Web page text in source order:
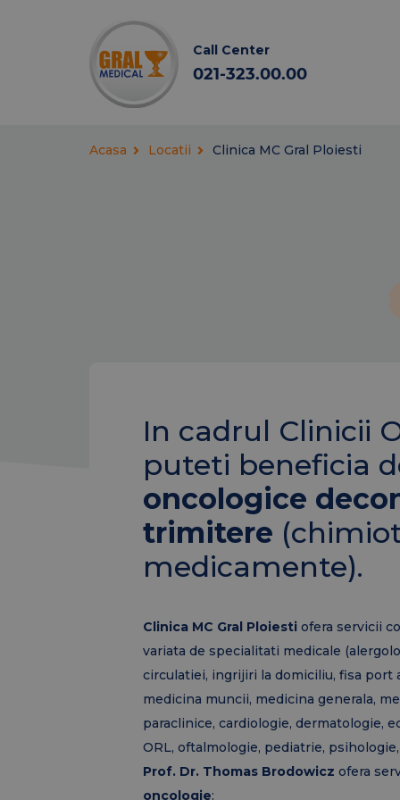
Call Center
021-323.00.00
Acasa Locatii Clinica MC Gral Ploiesti
In cadrul Clinicii
puteti beneficia
oncologice
trimitere
medicamente).
Clinica MC Gral Ploiesti ofera servicii
variata de specialitati medicale
circulatiei, ingrijiri la domiciliu, fisa port
medicina muncii, medicina generala,
paraclinice, cardiologie, dermatologie,
ORL, oftalmologie, pediatrie,
Prof. Dr. Thomas Brodowicz ofera
oncologie: